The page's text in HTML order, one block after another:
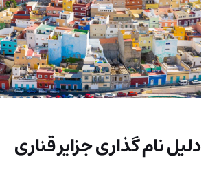
دلیل نام گذاری جزایر قناری